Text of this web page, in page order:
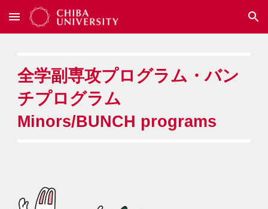
Skip to main content Skip to navigation
全学副専攻プログラム・バン
チプログラム
Minors/BUNCH programs